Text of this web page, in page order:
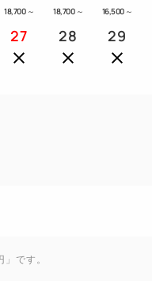
18,700 ～ 18,700 ～ 16,500 ～
27 28 29
です。